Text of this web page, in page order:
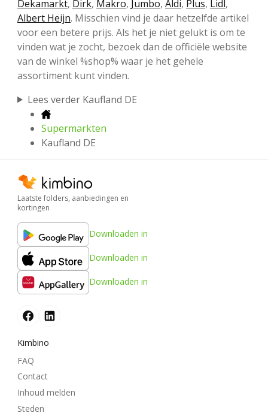
Dekamarkt, Dirk, Makro, Jumbo, Aldi, Plus, Lidl,
Albert Heijn. Misschien vind je daar hetzelfde artikel
voor een betere prijs. Als het je niet gelukt is om te
vinden wat je zocht, bezoek dan de officiële website
van de winkel %shop% waar je het gehele
assortiment kunt vinden.
Lees verder Kaufland DE
Supermarkten
Kaufland DE
Laatste folders, aanbiedingen en
kortingen
Downloaden in
Downloaden in
Downloaden in
Kimbino
FAQ
Contact
Inhoud melden
Steden